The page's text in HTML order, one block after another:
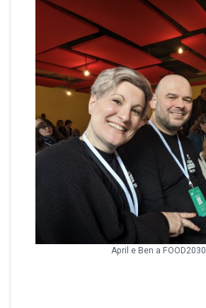
April e Ben a FOOD2030